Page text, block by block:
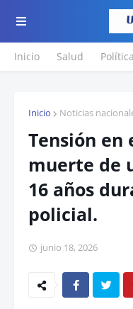
Inicio Salud Política
Inicio Noticias
Tensión en
muerte de
16 años
policial.
junio 18, 2026